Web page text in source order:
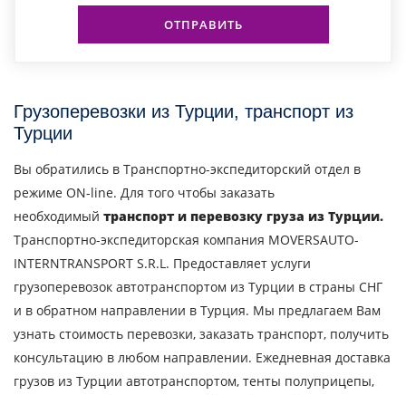
ОТПРАВИТЬ
Грузоперевозки из Турции, транспорт из
Турции
Вы обратились в Транспортно-экспедиторский отдел в
режиме ON-line. Для того чтобы заказать
необходимый транспорт и перевозку груза из Турции.
Транспортно-экспедиторская компания MOVERSAUTO-
INTERNTRANSPORT S.R.L. Предоставляет услуги
грузоперевозок автотранспортом из Турции в страны СНГ
и в обратном направлении в Турция. Мы предлагаем Вам
узнать стоимость перевозки, заказать транспорт, получить
консультацию в любом направлении. Ежедневная доставка
грузов из Турции автотранспортом, тенты полуприцепы,